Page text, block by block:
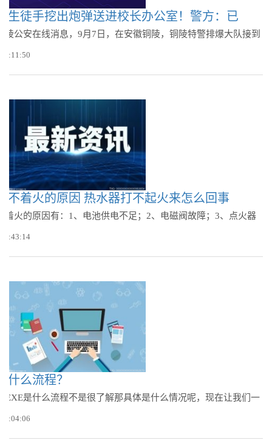
生徒手挖出炮弹送进校长办公室！警方：已
陵公安在线消息，9月7日，在安徽铜陵，铜陵特警排爆大队接到
不着火的原因 热水器打不起火来怎么回事
着火的原因有：1、电池供电不足；2、电磁阀故障；3、点火器
什么流程？
是什么流程不是很了解那具体是什么情况呢，现在让我们一